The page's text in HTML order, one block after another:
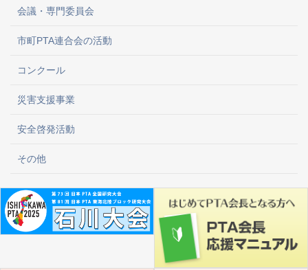
会議・専門委員会
市町PTA連合会の活動
コンクール
災害支援事業
安全啓発活動
その他